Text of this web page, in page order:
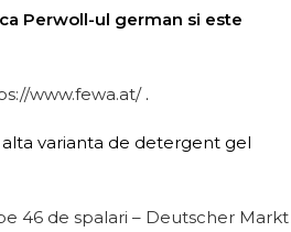
Perwoll-ul german si este
www.fewa.at/.
varianta de detergent gel
46 de spalari – Deutscher Markt